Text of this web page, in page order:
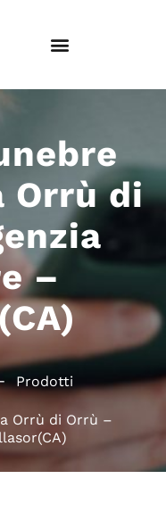
Orrù di
–
Prodotti
Orrù di Orrù –